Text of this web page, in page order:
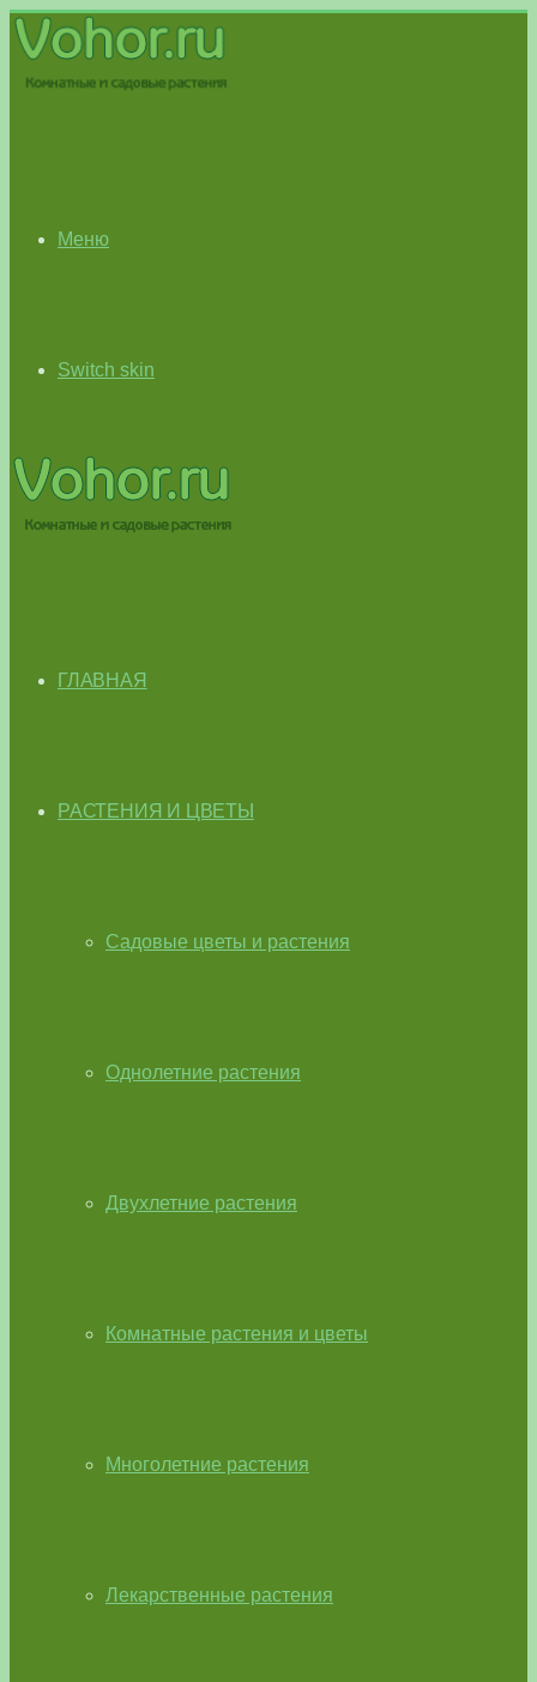
Меню
Switch skin
ГЛАВНАЯ
РАСТЕНИЯ И ЦВЕТЫ
Садовые цветы и растения
Однолетние растения
Двухлетние растения
Комнатные растения и цветы
Многолетние растения
Лекарственные растения